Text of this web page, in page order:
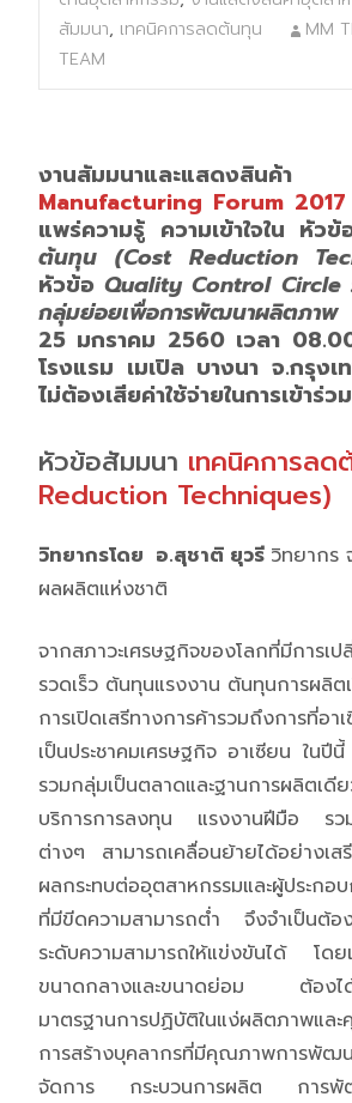
สัมมนา, เทคนิคการลดต้นทุน
MM
TEAM
งานสัมมนาและแสดงสิ
Manufacturing Forum 2017
แพร่ความรู้ ความเข้าใจใน หัวข้
ต้นทุน (Cost Reduction
หัวข้อQuality Control Circle
กลุ่มย่อยเพื่อการพัฒนา
25 มกราคม 2560 เวลา
โรงแรม เมเปิล บางนา จ.กรุง
ไม่ต้องเสียค่าใช้จ่ายในการเข้าร่
หัวข้อสัมมนา เทคนิคการล
Reduction Techniques)
วิทยากรโดย อ.สุชาติ ยุวรี วิทยากร
ผลผลิตแห่งชาติ
จากสภาวะเศรษฐกิจของโลกที่มีการเ
รวดเร็ว ต้นทุนแรงงาน ต้นทุนการผลิต
การเปิดเสรีทางการค้ารวมถึงการที่อ
เป็นประชาคมเศรษฐกิจ อาเซียน ในปี
รวมกลุ่มเป็นตลาดและฐานการผ
บริการการลงทุน แรงงานฝีมือ รว
ต่างๆ สามารถเคลื่อนย้ายได้อย่างเ
ผลกระทบต่ออุตสาหกรรมและผู้ประกอบ
ที่มีขีดความสามารถต่ำ จึงจำเป็นต้อ
ระดับความสามารถให้แข่งขันได้ โดย
ขนาดกลางและขนาดย่อม ต้องได้
มาตรฐานการปฏิบัติในแง่ผลิตภาพ
การสร้างบุคลากรที่มีคุณภาพการพัฒน
จัดการ กระบวนการผลิต การพัฒ